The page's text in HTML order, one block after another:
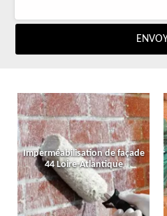
Imperméabilisation de façade
44 Loire-Atlantique